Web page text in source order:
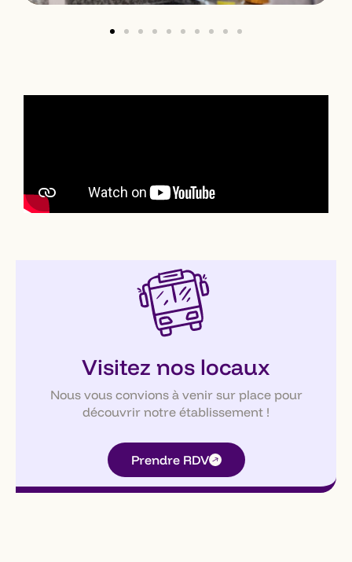
Visitez nos locaux
Nous vous convions à venir sur place pour
découvrir notre établissement !
Prendre RDV